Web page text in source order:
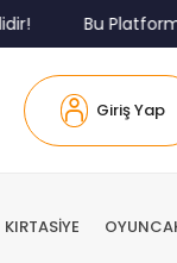
Bu Platform
Giriş Yap
KIRTASİYE